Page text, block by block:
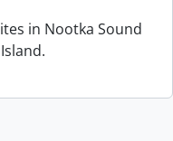
in Nootka Sound